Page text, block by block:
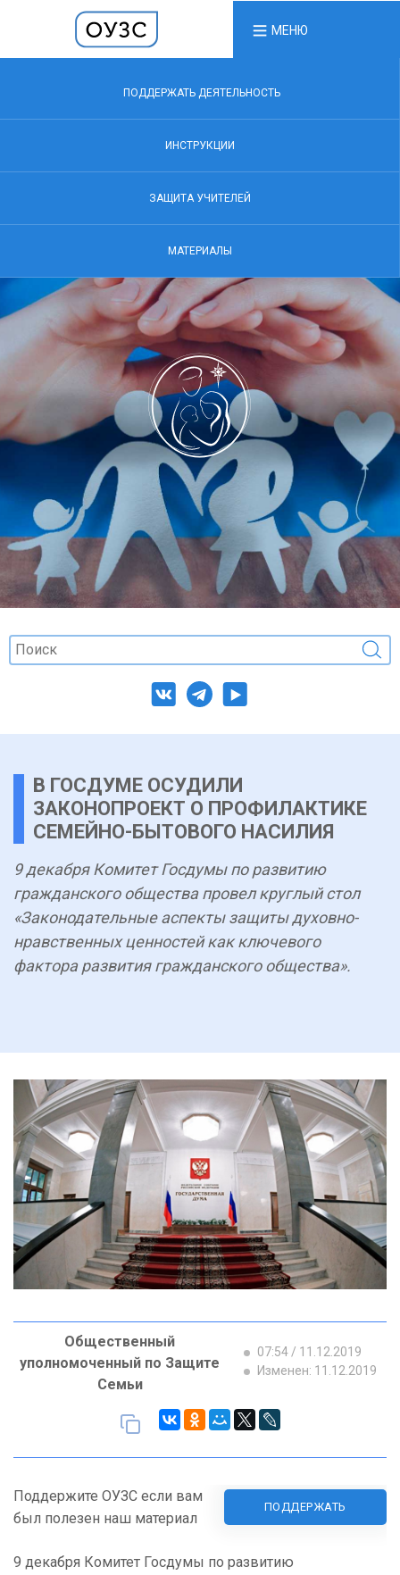
МЕНЮ
ПОДДЕРЖАТЬ ДЕЯТЕЛЬНОСТЬ
ИНСТРУКЦИИ
ЗАЩИТА УЧИТЕЛЕЙ
МАТЕРИАЛЫ
В ГОСДУМЕ ОСУДИЛИ
ЗАКОНОПРОЕКТ О ПРОФИЛАКТИКЕ
СЕМЕЙНО-БЫТОВОГО НАСИЛИЯ
9 декабря Комитет Госдумы по развитию
гражданского общества провел круглый стол
«Законодательные аспекты защиты духовно-
нравственных ценностей как ключевого
фактора развития гражданского общества».
Общественный
уполномоченный по Защите
Семьи
07:54 / 11.12.2019
Изменен: 11.12.2019
Поддержите ОУЗС если вам
был полезен наш материал
ПОДДЕРЖАТЬ
9 декабря Комитет Госдумы по развитию